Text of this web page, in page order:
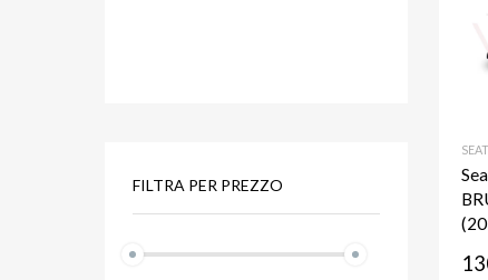
FILTRA PER PREZZO